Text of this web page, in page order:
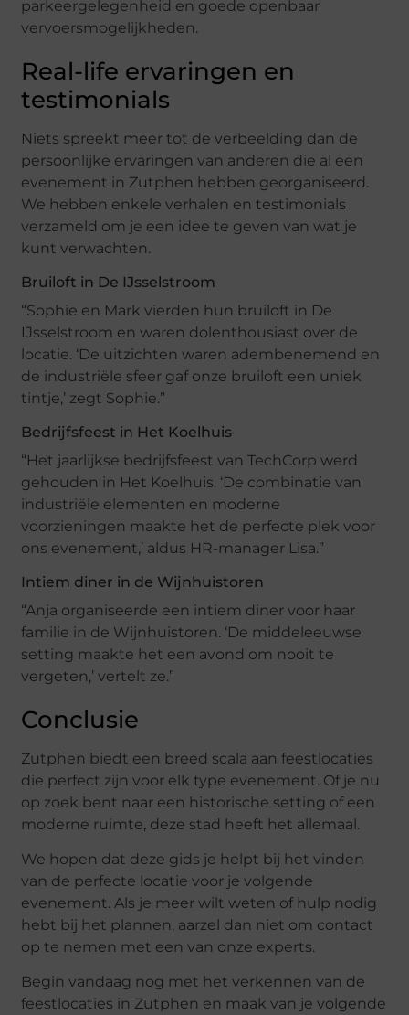
parkeergelegenheid en goede openbaar
vervoersmogelijkheden.
Real-life ervaringen en
testimonials
Niets spreekt meer tot de verbeelding dan de
persoonlijke ervaringen van anderen die al een
evenement in Zutphen hebben georganiseerd.
We hebben enkele verhalen en testimonials
verzameld om je een idee te geven van wat je
kunt verwachten.
Bruiloft in De IJsselstroom
“Sophie en Mark vierden hun bruiloft in De
IJsselstroom en waren dolenthousiast over de
locatie. ‘De uitzichten waren adembenemend en
de industriële sfeer gaf onze bruiloft een uniek
tintje,’ zegt Sophie.”
Bedrijfsfeest in Het Koelhuis
“Het jaarlijkse bedrijfsfeest van TechCorp werd
gehouden in Het Koelhuis. ‘De combinatie van
industriële elementen en moderne
voorzieningen maakte het de perfecte plek voor
ons evenement,’ aldus HR-manager Lisa.”
Intiem diner in de Wijnhuistoren
“Anja organiseerde een intiem diner voor haar
familie in de Wijnhuistoren. ‘De middeleeuwse
setting maakte het een avond om nooit te
vergeten,’ vertelt ze.”
Conclusie
Zutphen biedt een breed scala aan feestlocaties
die perfect zijn voor elk type evenement. Of je nu
op zoek bent naar een historische setting of een
moderne ruimte, deze stad heeft het allemaal.
We hopen dat deze gids je helpt bij het vinden
van de perfecte locatie voor je volgende
evenement. Als je meer wilt weten of hulp nodig
hebt bij het plannen, aarzel dan niet om contact
op te nemen met een van onze experts.
Begin vandaag nog met het verkennen van de
feestlocaties in Zutphen en maak van je volgende